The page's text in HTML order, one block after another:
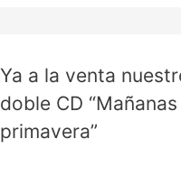
Ya a la venta
doble CD
primavera”